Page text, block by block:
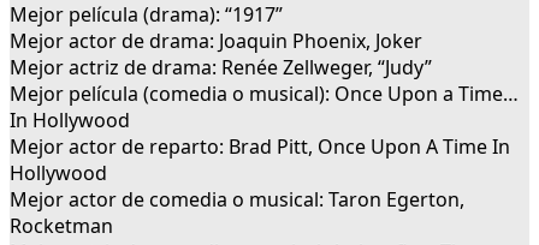
Mejor película (drama): “1917”
Mejor actor de drama: Joaquin Phoenix, Joker
Mejor actriz de drama: Renée Zellweger, “Judy”
Mejor película (comedia o musical): Once Upon a Time…
In Hollywood
Mejor actor de reparto: Brad Pitt, Once Upon A Time In
Hollywood
Mejor actor de comedia o musical: Taron Egerton,
Rocketman